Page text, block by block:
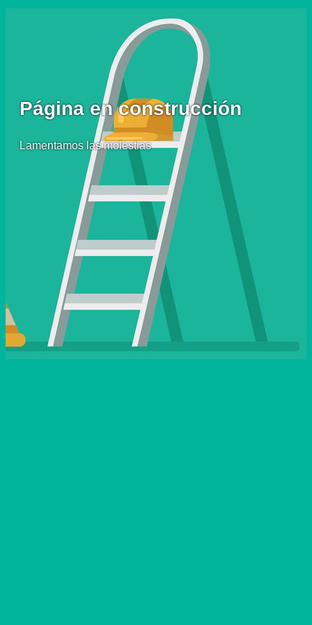
Página en construcción
Lamentamos las molestias